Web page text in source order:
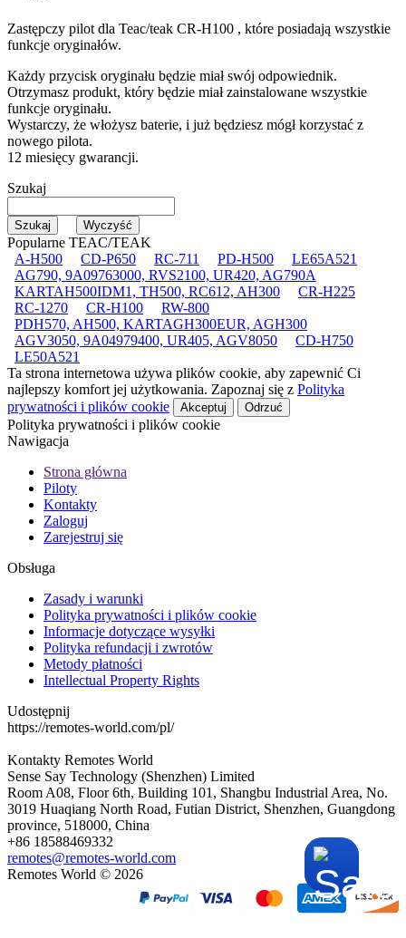
Zastępczy pilot dla Teac/teak CR-H100 , które posiadają wszystkie
funkcje oryginałów.
Każdy przycisk oryginału będzie miał swój odpowiednik.
Otrzymasz produkt, który będzie miał zainstalowane wszystkie
funkcje oryginału.
Wystarczy, że włożysz baterie, i już będziesz mógł korzystać z
nowego pilota.
12 miesięcy gwarancji.
Szukaj
Popularne TEAC/TEAK
A-H500
CD-P650 RC-711 PD-H500
LE65A521
AG790, 9A09763000, RVS2100, UR420, AG790A
KARTAH500IDM1, TH500, RC612, AH300
CR-H225
RC-1270
CR-H100
RW-800
PDH570, AH500, KARTAGH300EUR, AGH300
AGV3050, 9A04979400, UR405, AGV8050
CD-H750
LE50A521
Ta strona internetowa używa plików cookie, aby zapewnić Ci
najlepszy komfort jej użytkowania. Zapoznaj się z Polityka
prywatności i plików cookie
Akceptuj Odrzuć
Polityka prywatności i plików cookie
Nawigacja
Strona główna
Piloty
Kontakty
Zaloguj
Zarejestruj się
Obsługa
Zasady i warunki
Polityka prywatności i plików cookie
Informacje dotyczące wysyłki
Polityka refundacji i zwrotów
Metody płatności
Intellectual Property Rights
Udostępnij
https://remotes-world.com/pl/
Kontakty Remotes World
Sense Say Technology (Shenzhen) Limited
Room A08, Floor 6th, Building 101, Shangbu Industrial Area, No.
3019 Huaqiang North Road, Futian District, Shenzhen, Guangdong
province, 518000, China
+86 18588469332
remotes@remotes-world.com
Remotes World © 2026